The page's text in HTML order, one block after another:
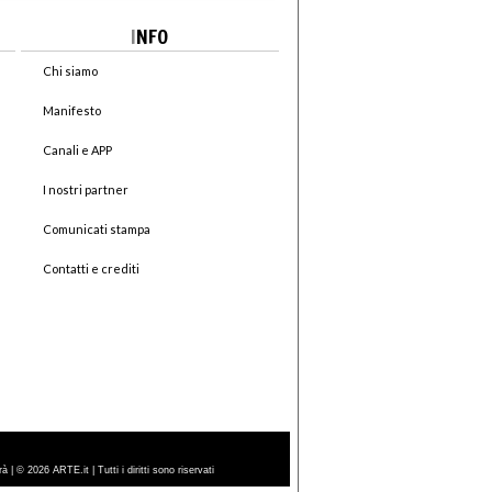
INFO
Chi siamo
Manifesto
Canali e APP
I nostri partner
Comunicati stampa
Contatti e crediti
| © 2026 ARTE.it | Tutti i diritti sono riservati